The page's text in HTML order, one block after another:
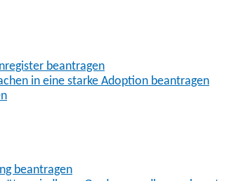
beantragen
in eine starke Adoption beantragen
beantragen